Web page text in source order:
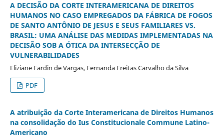
A DECISÃO DA CORTE INTERAMERICANA DE DIREITOS
HUMANOS NO CASO EMPREGADOS DA FÁBRICA DE FOGOS
DE SANTO ANTÔNIO DE JESUS E SEUS FAMILIARES VS.
BRASIL: UMA ANÁLISE DAS MEDIDAS IMPLEMENTADAS NA
DECISÃO SOB A ÓTICA DA INTERSECÇÃO DE
VULNERABILIDADES
Eliziane Fardin de Vargas, Fernanda Freitas Carvalho da Silva
PDF
A atribuição da Corte Interamericana de Direitos Humanos
na consolidação do Ius Constitucionale Commune Latino-
Americano